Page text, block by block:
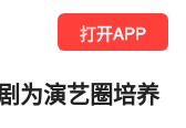
打开APP
为演艺圈培养